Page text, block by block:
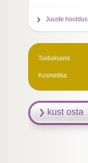
Juuste hooldus
Toidulisand
Kosmetika
kust osta